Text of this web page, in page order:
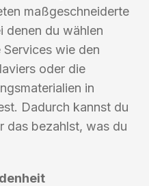
maßgeschneiderte
denen du wählen
wie den
oder die
in
Dadurch kannst du
das bezahlst, was du